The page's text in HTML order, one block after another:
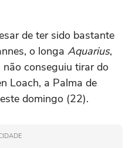
de ter sido bastante
o longa Aquarius,
não conseguiu tirar do
Loach, a Palma de
domingo (22).